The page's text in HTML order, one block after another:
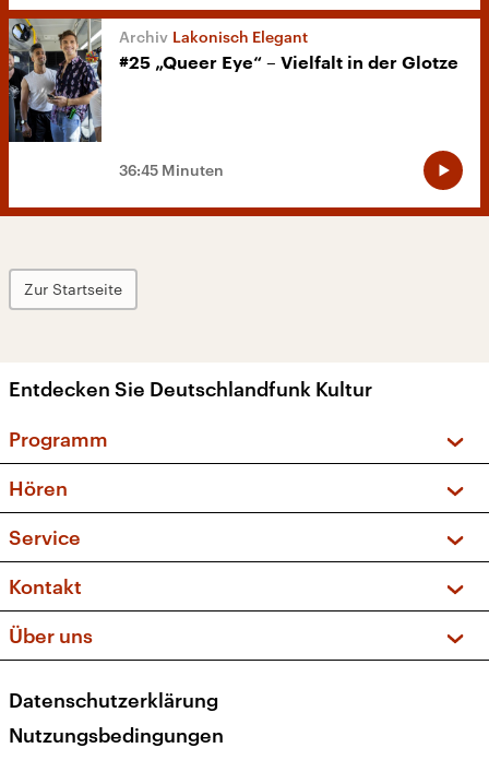
Lakonisch Elegant
#25 „Queer Eye“ – Vielfalt in der Glotze
36:45 Minuten
Zur Startseite
Entdecken Sie Deutschlandfunk Kultur
Programm
Sendungen und Podcasts
Musikliste
Kakadu – Das Kinderprogramm
Hören
Frequenzen (UKW + DAB+)
Service
FAQ
Apps
Newsletter
Veranstaltungen
Kontakt
Social Media
Über uns
Presse
Karriere
Datenschutzerklärung
Nutzungsbedingungen